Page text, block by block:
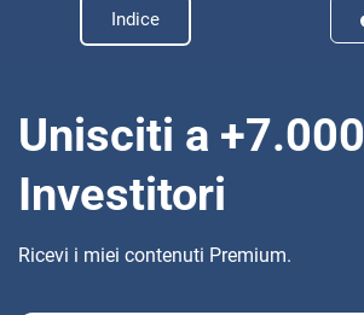
Indice
Unisciti a +7.000
Investitori
Ricevi i miei contenuti Premium.